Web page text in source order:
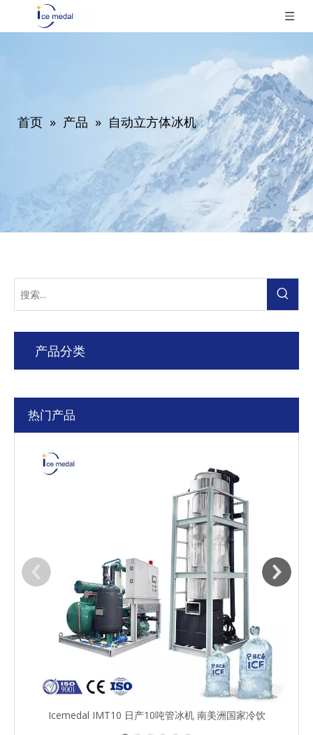
首页 » 产品 » 自动立方体冰机
产品分类
热门产品
Icemedal IMT10 日产10吨管冰机 南美洲国家冷饮